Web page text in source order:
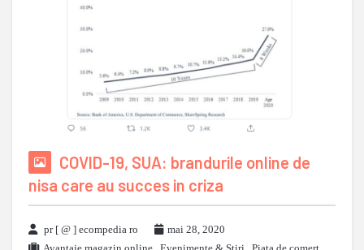
COVID-19, SUA: brandurile online de
nisa care au succes in criza
pr [ @ ] ecompedia ro
mai 28, 2020